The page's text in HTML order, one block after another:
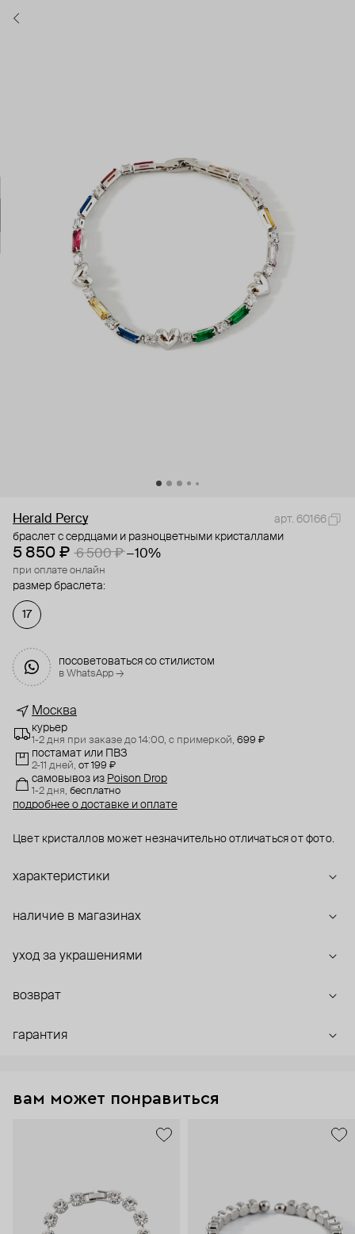
Herald Percy
арт. 60166
браслет с сердцами и разноцветными кристаллами
5 850 ₽ 6 500 ₽ −10%
при оплате онлайн
размер браслета:
17
посоветоваться со стилистом
в WhatsApp →
Москва
курьер
1-2 дня при заказе до 14:00, с примеркой, 699 ₽
постамат или ПВЗ
2-11 дней, от 199 ₽
самовывоз из Poison Drop
1-2 дня, бесплатно
подробнее о доставке и оплате
Цвет кристаллов может незначительно отличаться от фото.
характеристики
наличие в магазинах
уход за украшениями
возврат
гарантия
вам может понравиться